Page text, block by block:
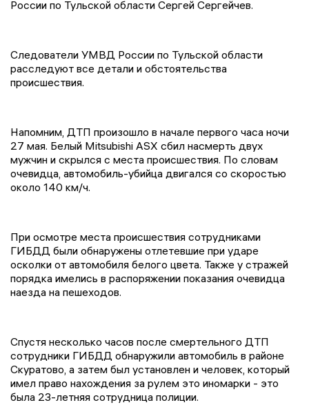
России по Тульской области Сергей Сергейчев.
Следователи УМВД России по Тульской области
расследуют все детали и обстоятельства
происшествия.
Напомним, ДТП произошло в начале первого часа ночи
27 мая. Белый Mitsubishi ASX сбил насмерть двух
мужчин и скрылся с места происшествия. По словам
очевидца, автомобиль-убийца двигался со скоростью
около 140 км/ч.
При осмотре места происшествия сотрудниками
ГИБДД были обнаружены отлетевшие при ударе
осколки от автомобиля белого цвета. Также у стражей
порядка имелись в распоряжении показания очевидца
наезда на пешеходов.
Спустя несколько часов после смертельного ДТП
сотрудники ГИБДД обнаружили автомобиль в районе
Скуратово, а затем был установлен и человек, который
имел право нахождения за рулем это иномарки - это
была 23-летняя сотрудница полиции.